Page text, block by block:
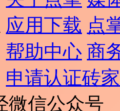
应用下载 点
帮助中心 商
申请认证砖家